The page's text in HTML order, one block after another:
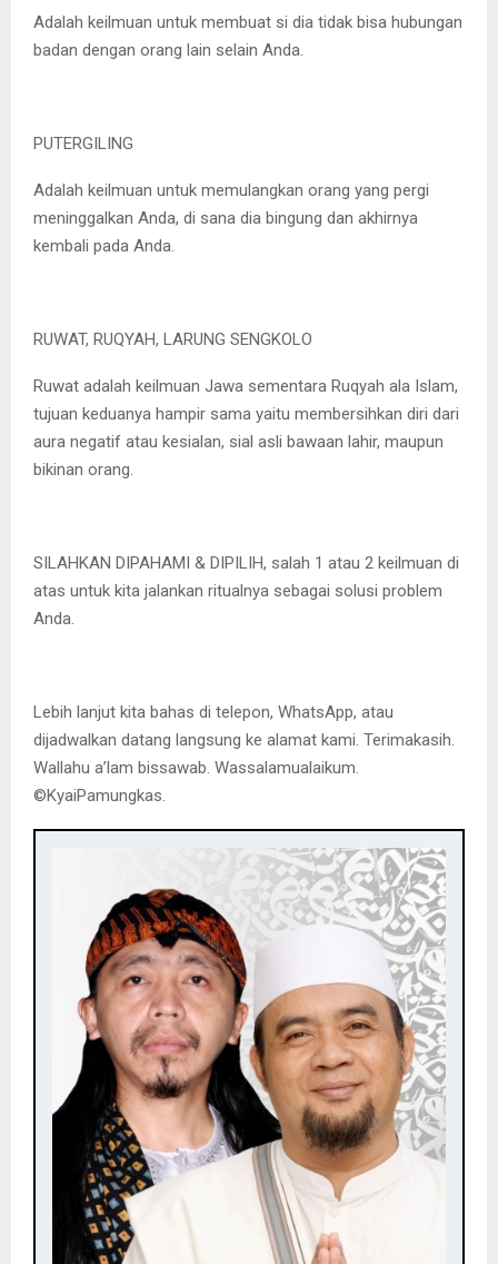
Adalah keilmuan untuk membuat si dia tidak bisa hubungan
badan dengan orang lain selain Anda.
PUTERGILING
Adalah keilmuan untuk memulangkan orang yang pergi
meninggalkan Anda, di sana dia bingung dan akhirnya
kembali pada Anda.
RUWAT, RUQYAH, LARUNG SENGKOLO
Ruwat adalah keilmuan Jawa sementara Ruqyah ala Islam,
tujuan keduanya hampir sama yaitu membersihkan diri dari
aura negatif atau kesialan, sial asli bawaan lahir, maupun
bikinan orang.
SILAHKAN DIPAHAMI & DIPILIH, salah 1 atau 2 keilmuan di
atas untuk kita jalankan ritualnya sebagai solusi problem
Anda.
Lebih lanjut kita bahas di telepon, WhatsApp, atau
dijadwalkan datang langsung ke alamat kami. Terimakasih.
Wallahu a’lam bissawab. Wassalamualaikum.
©️KyaiPamungkas.